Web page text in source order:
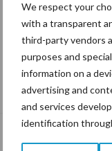
We respect your
with a transparent
third-party vendors
purposes and
information on a
advertising and
and services
identification
Tien
levensduur